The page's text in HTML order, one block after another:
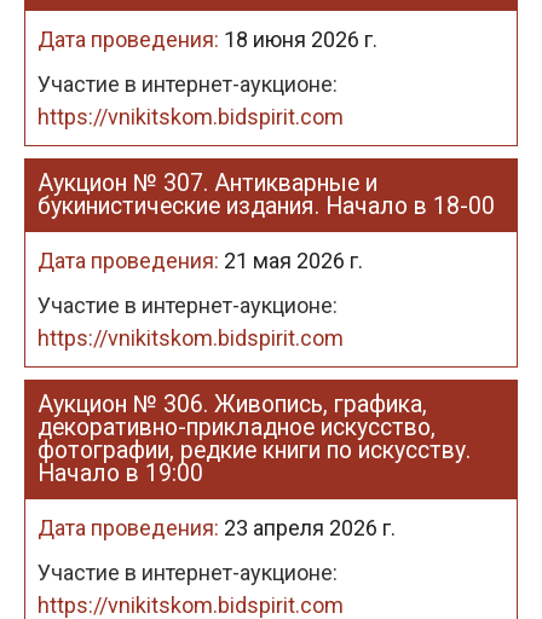
Дата проведения: 18 июня 2026 г.
Участие в интернет-аукционе:
https://vnikitskom.bidspirit.com
Аукцион № 307. Антикварные и
букинистические издания. Начало в 18-00
Дата проведения: 21 мая 2026 г.
Участие в интернет-аукционе:
https://vnikitskom.bidspirit.com
Аукцион № 306. Живопись, графика,
декоративно-прикладное искусство,
фотографии, редкие книги по искусству.
Начало в 19:00
Дата проведения: 23 апреля 2026 г.
Участие в интернет-аукционе:
https://vnikitskom.bidspirit.com